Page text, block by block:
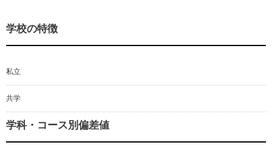
学校の特徴
私立
共学
学科・コース別偏差値